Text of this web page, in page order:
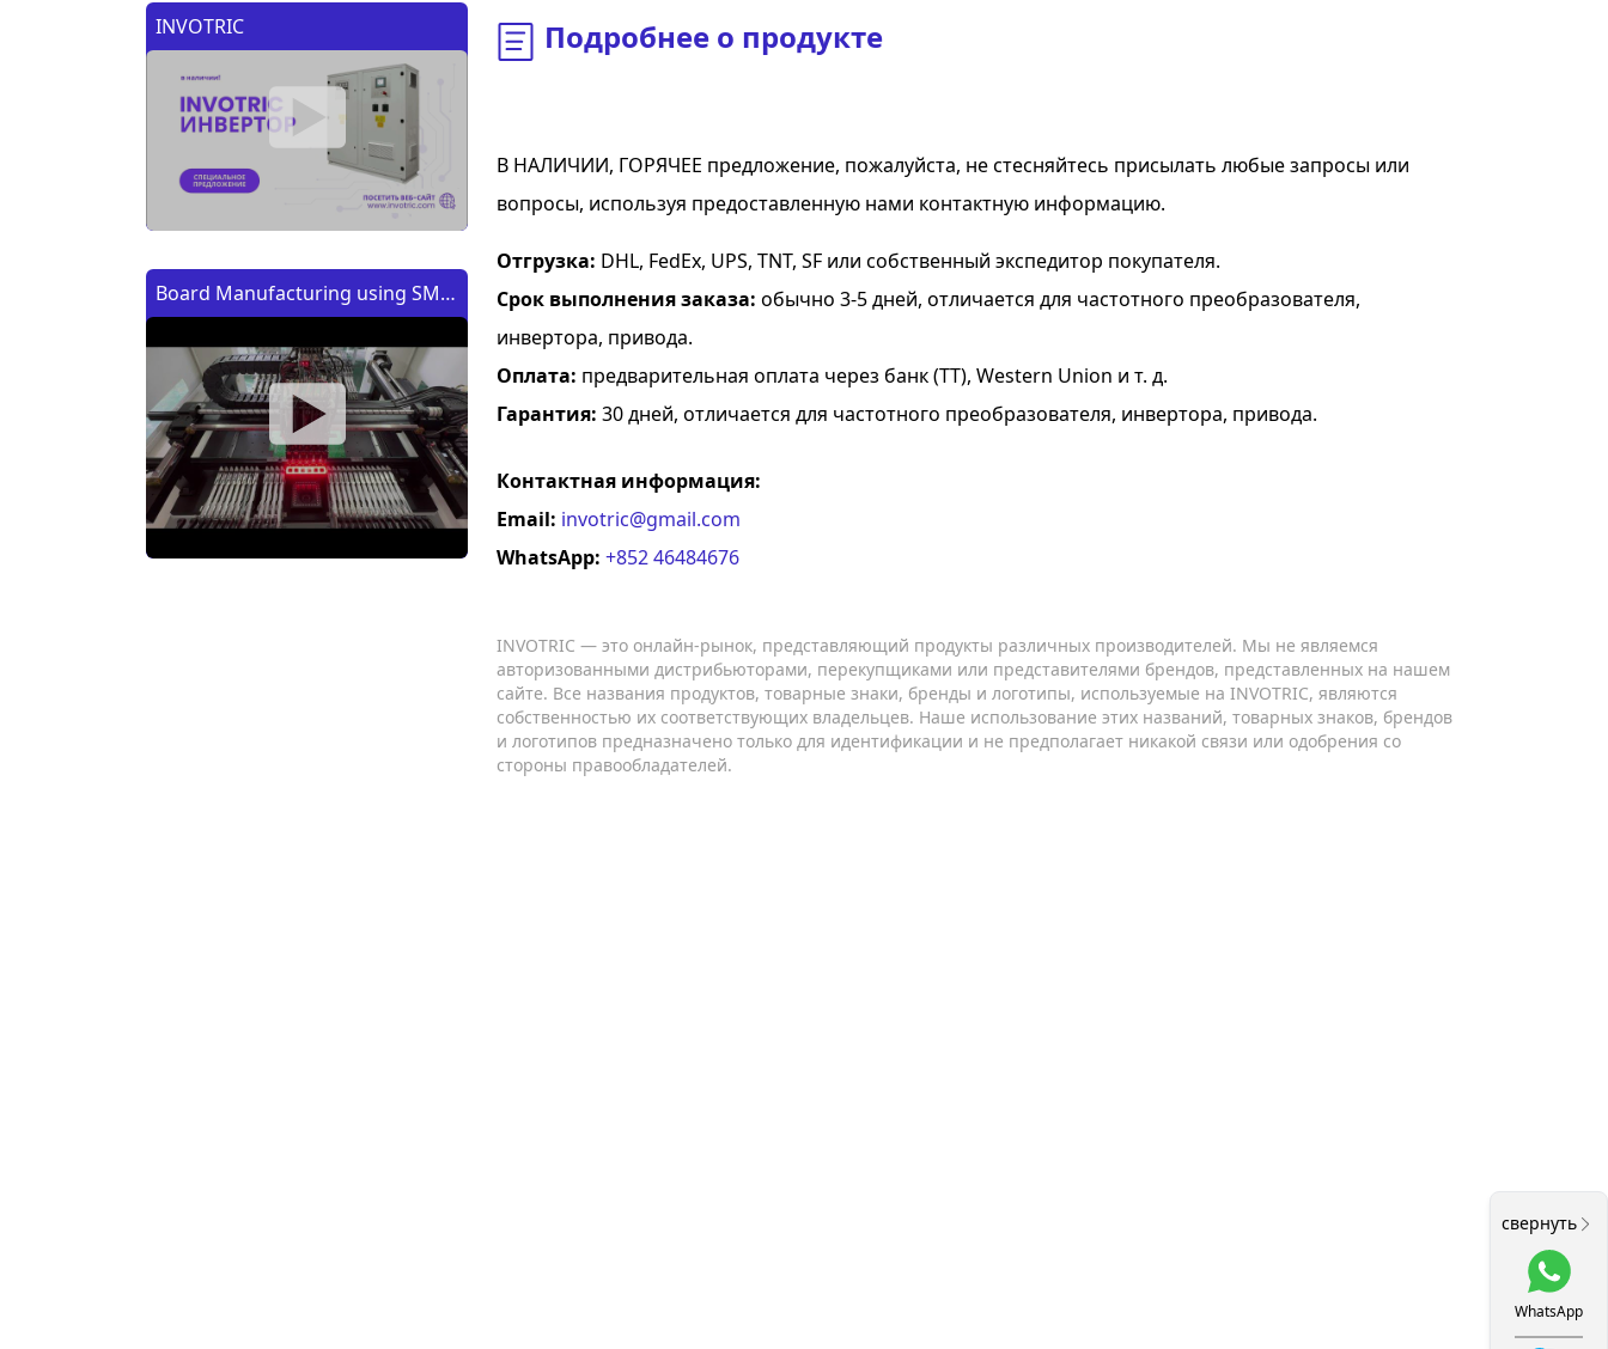
INVOTRIC
Board Manufacturing using SMT
с помощью SMT (CMT) машины
Подробнее о продукте
В НАЛИЧИИ, ГОРЯЧЕЕ предложение, пожалуйста, не стесняйтесь присылать любые запросы или
вопросы, используя предоставленную нами контактную информацию.
Отгрузка: DHL, FedEx, UPS, TNT, SF или собственный экспедитор покупателя.
Срок выполнения заказа: обычно 3-5 дней, отличается для частотного преобразователя,
инвертора, привода.
Оплата: предварительная оплата через банк (TT), Western Union и т. д.
Гарантия: 30 дней, отличается для частотного преобразователя, инвертора, привода.
Контактная информация:
Email: invotric@gmail.com
WhatsApp: +852 46484676
INVOTRIC — это онлайн-рынок, представляющий продукты различных производителей. Мы не являемся
авторизованными дистрибьюторами, перекупщиками или представителями брендов, представленных на нашем
сайте. Все названия продуктов, товарные знаки, бренды и логотипы, используемые на INVOTRIC, являются
собственностью их соответствующих владельцев. Наше использование этих названий, товарных знаков, брендов
и логотипов предназначено только для идентификации и не предполагает никакой связи или одобрения со
стороны правообладателей.
свернуть
WhatsApp